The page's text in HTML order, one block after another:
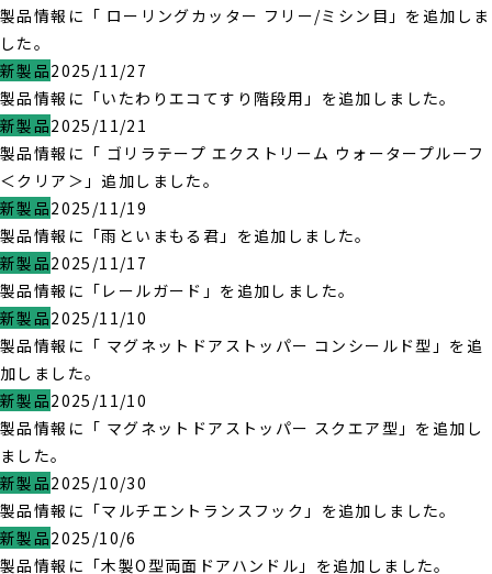
製品情報に「 ローリングカッター フリー/ミシン目」を追加しま
した。
新製品2025/11/27
製品情報に「いたわりエコてすり階段用」を追加しました。
新製品2025/11/21
製品情報に「 ゴリラテープ エクストリーム ウォータープルーフ
＜クリア＞」追加しました。
新製品2025/11/19
製品情報に「雨といまもる君」を追加しました。
新製品2025/11/17
製品情報に「レールガード」を追加しました。
新製品2025/11/10
製品情報に「 マグネットドアストッパー コンシールド型」を追
加しました。
新製品2025/11/10
製品情報に「 マグネットドアストッパー スクエア型」を追加し
ました。
新製品2025/10/30
製品情報に「マルチエントランスフック」を追加しました。
新製品2025/10/6
製品情報に「木製O型両面ドアハンドル」を追加しました。